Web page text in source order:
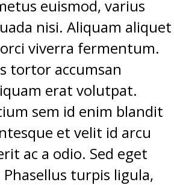
euismod, varius
nisi. Aliquam aliquet
viverra fermentum.
tortor accumsan
erat volutpat.
sem id enim blandit
et velit id arcu
ac a odio. Sed eget
turpis ligula,